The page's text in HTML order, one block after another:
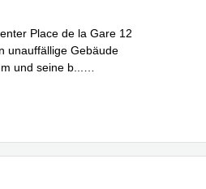
Place de la Gare 12
unauffällige Gebäude
und seine b